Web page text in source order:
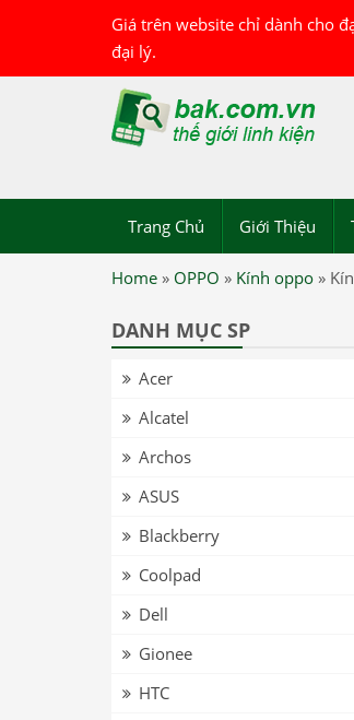
Giá trên website chỉ dành cho
đại lý.
Trang Chủ Giới Thiệu
Home » OPPO » Kính oppo »
DANH MỤC SP
Acer
Alcatel
Archos
ASUS
Blackberry
Coolpad
Dell
Gionee
HTC